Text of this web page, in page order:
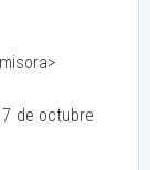
de octubre